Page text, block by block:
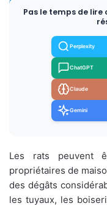
Pas le temps de
Perplexity
ChatGPT
Claude
Gemini
Les rats peuvent
propriétaires de
des dégâts
les tuyaux, les